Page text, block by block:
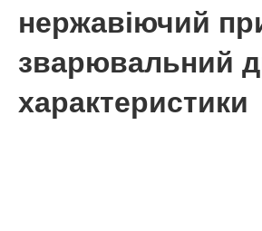
нержавіючий
зварювальний
характеристики